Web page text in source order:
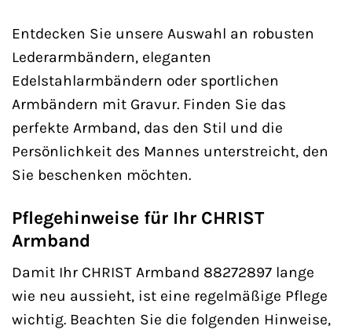
Entdecken Sie unsere Auswahl an robusten
Lederarmbändern, eleganten
Edelstahlarmbändern oder sportlichen
Armbändern mit Gravur. Finden Sie das
perfekte Armband, das den Stil und die
Persönlichkeit des Mannes unterstreicht, den
Sie beschenken möchten.
Pflegehinweise für Ihr CHRIST
Armband
Damit Ihr CHRIST Armband 88272897 lange
wie neu aussieht, ist eine regelmäßige Pflege
wichtig. Beachten Sie die folgenden Hinweise,